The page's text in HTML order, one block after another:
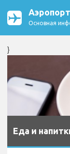
Основная
}
Еда и